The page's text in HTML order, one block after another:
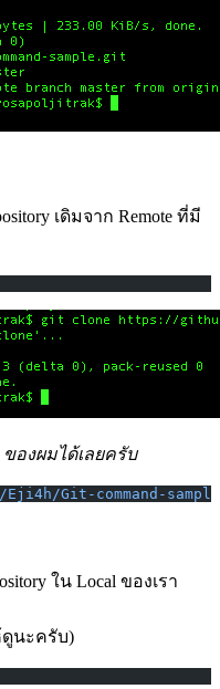
เดิมจาก Remote ที่มี
องผมได้เลยครับ
Git-command-sample
ใน Local ของเรา
นะครับ)